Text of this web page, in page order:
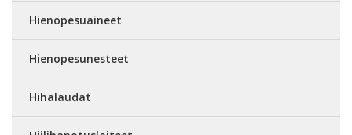
Hienopesuaineet
Hienopesunesteet
Hihalaudat